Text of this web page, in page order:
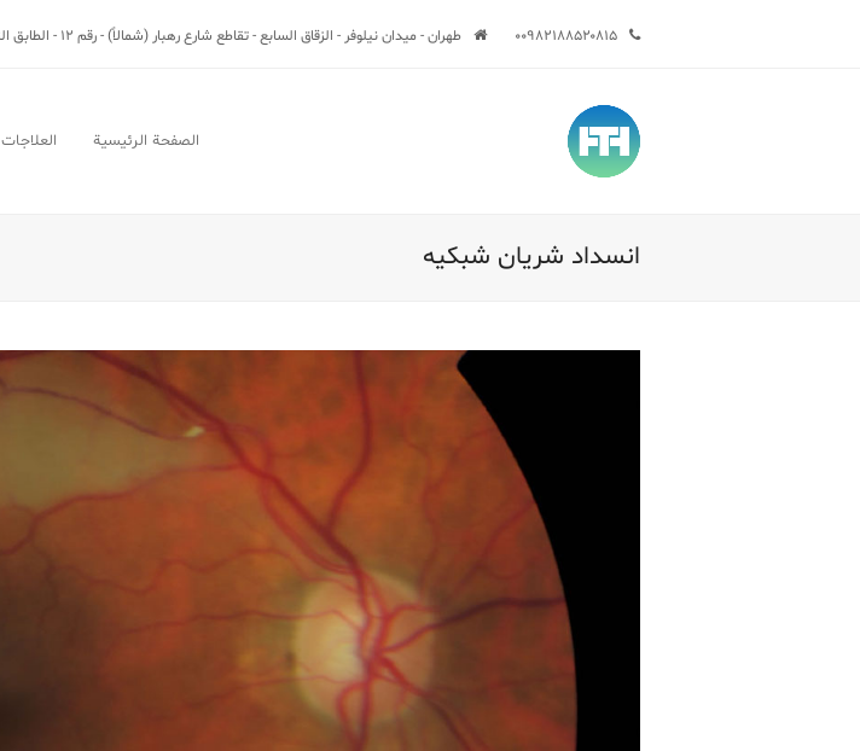
طهران - ميدان نيلوفر - الزقاق السابع - تقاطع شارع رهبار (شمالاً) - رقم 12 - الطابق الثالث
الصفحة الرئيسية العلاجات
انسداد شریان شبکیه